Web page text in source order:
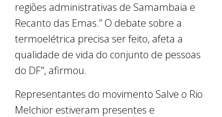
regiões administrativas de Samambaia e
Recanto das Emas.” O debate sobre a
termoelétrica precisa ser feito, afeta a
qualidade de vida do conjunto de pessoas
do DF", afirmou.
Representantes do movimento Salve o Rio
Melchior estiveram presentes e